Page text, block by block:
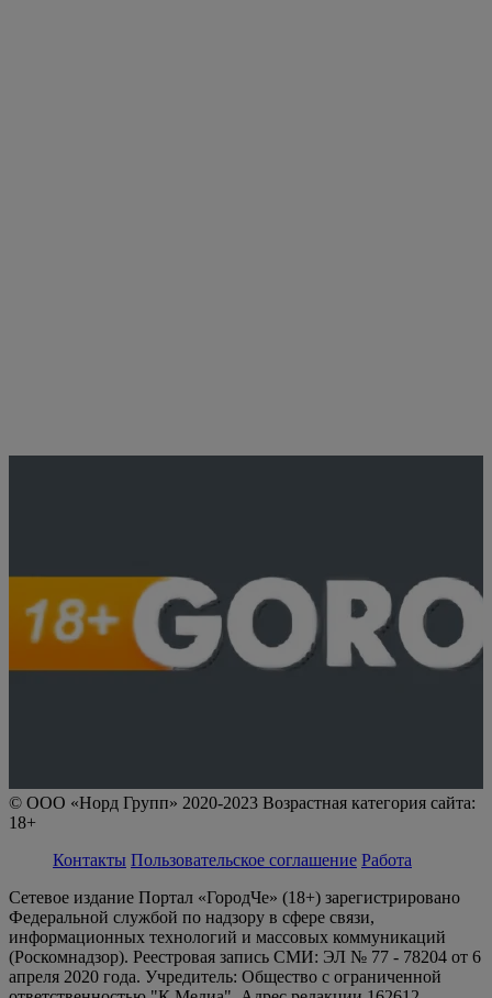
© ООО «Норд Групп» 2020-2023 Возрастная категория сайта:
18+
Контакты Пользовательское соглашение Работа
Сетевое издание Портал «ГородЧе» (18+) зарегистрировано
Федеральной службой по надзору в сфере связи,
информационных технологий и массовых коммуникаций
(Роскомнадзор). Реестровая запись СМИ: ЭЛ № 77 - 78204 от 6
апреля 2020 года. Учредитель: Общество с ограниченной